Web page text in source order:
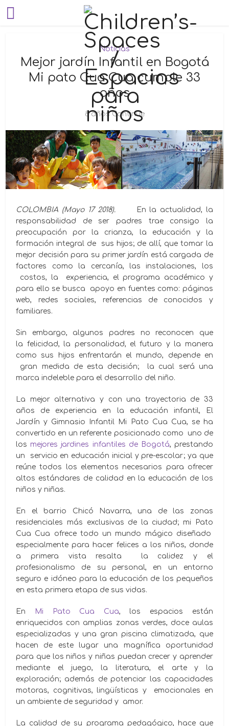
Noticias
Mejor jardín Infantil en Bogotá
Mi pato Cua Cua cumple 33
años
8 años Continue
COLOMBIA (Mayo 17 2018). En la actualidad, la
responsabilidad de ser padres trae consigo la
preocupación por la crianza, la educación y la
formación integral de sus hijos; de allí, que tomar la
mejor decisión para su primer jardín está cargada de
factores como la cercanía, las instalaciones, los
costos, la experiencia, el programa académico y
para ello se busca apoyo en fuentes como: páginas
web, redes sociales, referencias de conocidos y
familiares.
Sin embargo, algunos padres no reconocen que
la felicidad, la personalidad, el futuro y la manera
como sus hijos enfrentarán el mundo, depende en
gran medida de esta decisión; la cual será una
marca indeleble para el desarrollo del niño.
La mejor alternativa y con una trayectoria de 33
años de experiencia en la educación infantil, El
Jardín y Gimnasio Infantil Mi Pato Cua Cua, se ha
convertido en un referente posicionado como uno de
los mejores jardines infantiles de Bogotá, prestando
un servicio en educación inicial y pre-escolar; ya que
reúne todos los elementos necesarios para ofrecer
altos estándares de calidad en la educación de los
niños y niñas.
En el barrio Chicó Navarra, una de las zonas
residenciales más exclusivas de la ciudad; mi Pato
Cua Cua ofrece todo un mundo mágico diseñado
especialmente para hacer felices a los niños, donde
a primera vista resalta la calidez y el
profesionalismo de su personal, en un entorno
seguro e idóneo para la educación de los pequeños
en esta primera etapa de sus vidas.
En Mi Pato Cua Cua, los espacios están
enriquecidos con amplias zonas verdes, doce aulas
especializadas y una gran piscina climatizada, que
hacen de este lugar una magnífica oportunidad
para que los niños y niñas puedan crecer y aprender
mediante el juego, la literatura, el arte y la
exploración; además de potenciar las capacidades
motoras, cognitivas, lingüísticas y emocionales en
un ambiente de seguridad y amor.
La calidad de su programa pedagógico, hace que